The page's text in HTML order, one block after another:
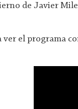
de Javier
ver el programa